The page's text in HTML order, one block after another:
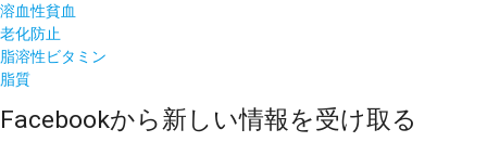
溶血性貧血
老化防止
脂溶性ビタミン
脂質
Facebookから新しい情報を受け取る